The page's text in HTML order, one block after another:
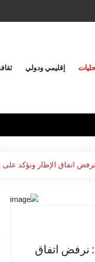
إقليمي ودولي
اتفاق الإطار ونؤكد على
نرفض اتفاق